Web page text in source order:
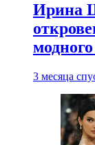
Ирина
3 месяца